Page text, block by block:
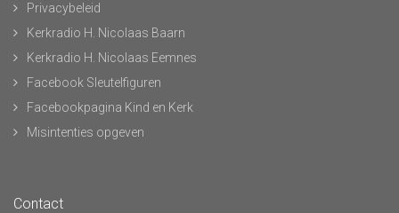
Privacybeleid
Kerkradio H. Nicolaas Baarn
Kerkradio H. Nicolaas Eemnes
Facebook Sleutelfiguren
Facebookpagina Kind en Kerk
Misintenties opgeven
Contact